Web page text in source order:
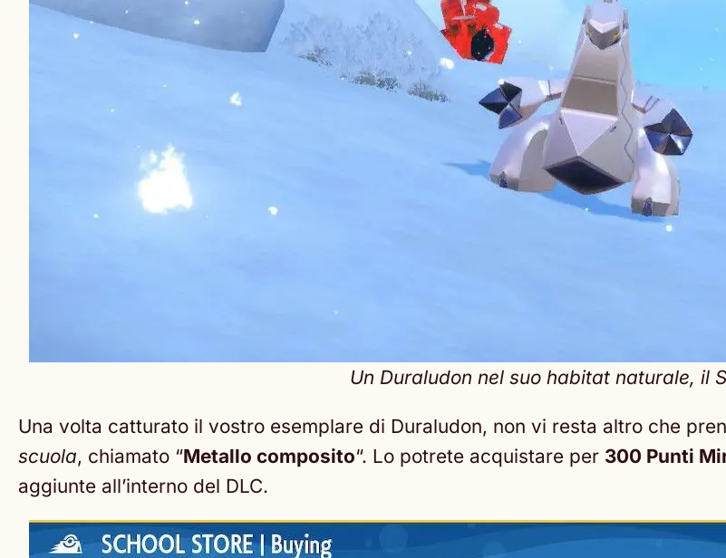
Un Duraludon nel suo habitat naturale, il
Una volta catturato il vostro esemplare di Duraludon, non vi resta altro che
scuola, chiamato “Metallo composito“. Lo potrete acquistare per 300 Punti
aggiunte all’interno del DLC.